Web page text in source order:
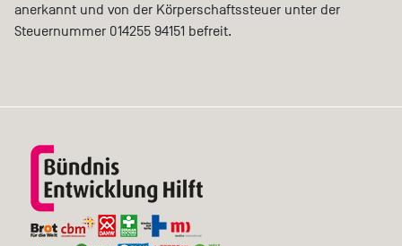
anerkannt und von der Körperschaftssteuer unter der
Steuernummer 014255 94151 befreit.